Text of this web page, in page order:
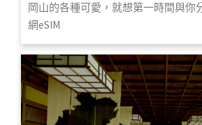
岡山的各種可愛，就想第一時間與你
網eSIM